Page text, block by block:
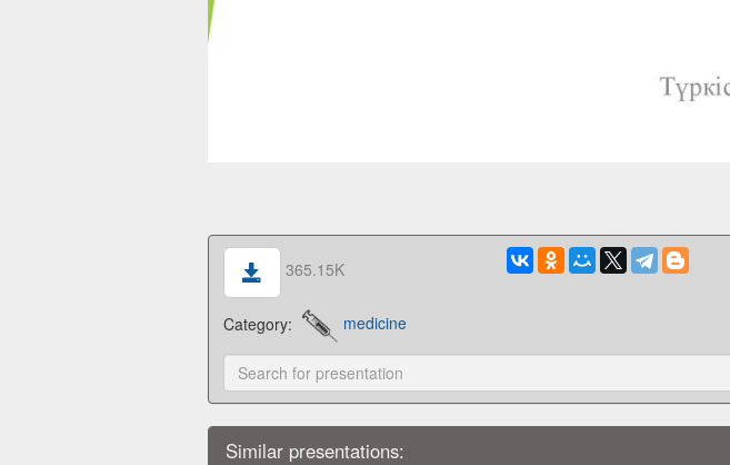
365.15K
Category: medicine
Similar presentations: